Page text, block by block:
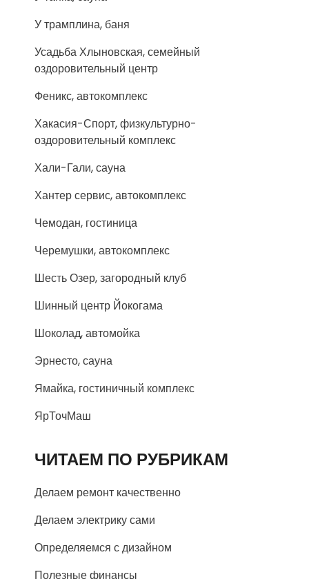
У трамплина, баня
Усадьба Хлыновская, семейный
оздоровительный центр
Феникс, автокомплекс
Хакасия-Спорт, физкультурно-
оздоровительный комплекс
Хали-Гали, сауна
Хантер сервис, автокомплекс
Чемодан, гостиница
Черемушки, автокомплекс
Шесть Озер, загородный клуб
Шинный центр Йокогама
Шоколад, автомойка
Эрнесто, сауна
Ямайка, гостиничный комплекс
ЯрТочМаш
ЧИТАЕМ ПО РУБРИКАМ
Делаем ремонт качественно
Делаем электрику сами
Определяемся с дизайном
Полезные финансы